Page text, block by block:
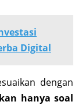
Digital
dengan
hanya soal